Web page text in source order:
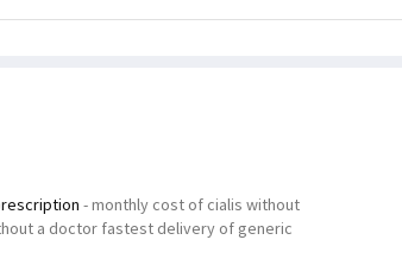
- monthly cost of cialis without
a doctor fastest delivery of generic